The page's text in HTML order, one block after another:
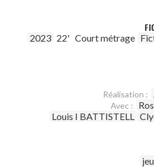
2023 22' Court métrage
Réalisation :
Avec :
Louis I BATTISTELL